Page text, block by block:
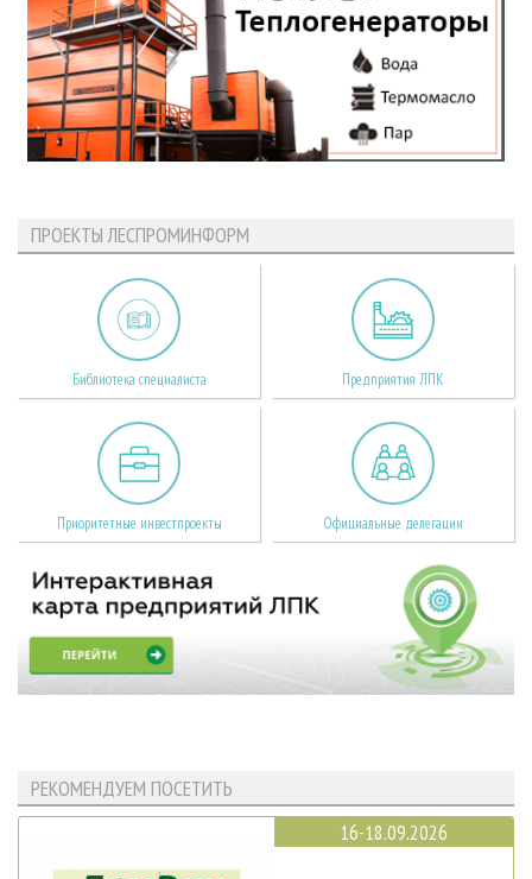
ПРОЕКТЫ ЛЕСПРОМИНФОРМ
Библиотека специалиста Предприятия ЛПК
Приоритетные инвестпроекты Официальные делегации
РЕКОМЕНДУЕМ ПОСЕТИТЬ
16-18.09.2026